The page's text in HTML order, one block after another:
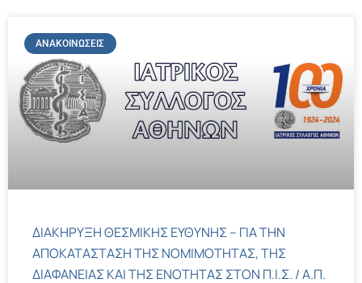
ΑΝΑΚΟΙΝΏΣΕΙΣ
ΔΙΑΚΗΡΥΞΗ ΘΕΣΜΙΚΗΣ ΕΥΘΥΝΗΣ – ΓΙΑ ΤΗΝ
ΑΠΟΚΑΤΑΣΤΑΣΗ ΤΗΣ ΝΟΜΙΜΟΤΗΤΑΣ, ΤΗΣ
ΔΙΑΦΑΝΕΙΑΣ ΚΑΙ ΤΗΣ ΕΝΟΤΗΤΑΣ ΣΤΟΝ Π.Ι.Σ. / Α.Π.